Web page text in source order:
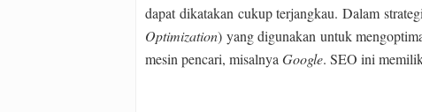
dapat dikatakan cukup terjangkau. Dalam
Optimization) yang digunakan untuk
mesin pencari, misalnya Google. SEO ini